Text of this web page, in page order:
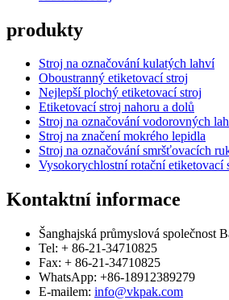
produkty
Stroj na označování kulatých lahví
Oboustranný etiketovací stroj
Nejlepší plochý etiketovací stroj
Etiketovací stroj nahoru a dolů
Stroj na označování vodorovných
Stroj na značení mokrého lepidla
Stroj na označování smršťovacích
Vysokorychlostní rotační etiketovací
Kontaktní informace
Šanghajská průmyslová společnost
Tel: + 86-21-34710825
Fax: + 86-21-34710825
WhatsApp: +86-18912389279
E-mailem: info@vkpak.com